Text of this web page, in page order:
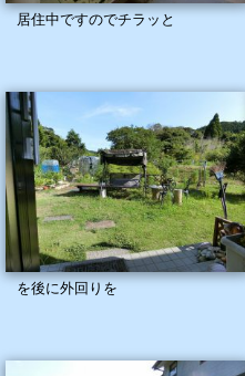
居住中ですのでチラッと
を後に外回りを